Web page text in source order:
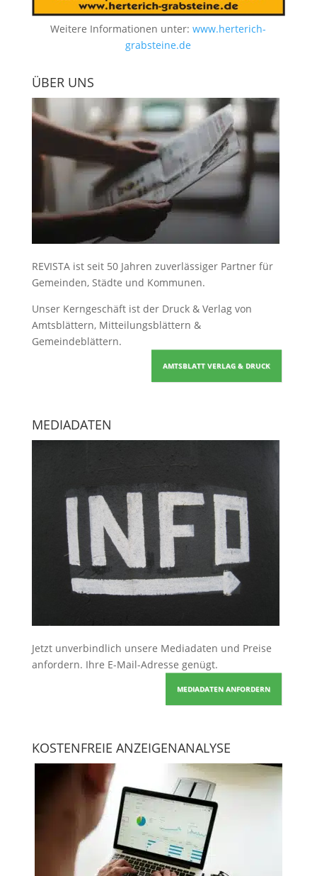
Weitere Informationen unter:www.herterich-
grabsteine.de
ÜBER UNS
REVISTA ist seit 50 Jahren zuverlässiger Partner für
Gemeinden, Städte und Kommunen.
Unser Kerngeschäft ist der Druck & Verlag von
Amtsblättern, Mitteilungsblättern &
Gemeindeblättern.
AMTSBLATT VERLAG & DRUCK
MEDIADATEN
Jetzt unverbindlich unsere Mediadaten und Preise
anfordern. Ihre E-Mail-Adresse genügt.
MEDIADATEN ANFORDERN
KOSTENFREIE ANZEIGENANALYSE